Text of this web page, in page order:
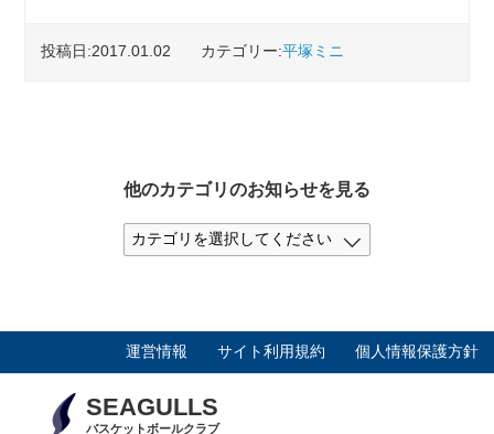
投稿日:2017.01.02 カテゴリー:平塚ミニ
他のカテゴリのお知らせを見る
運営情報 サイト利用規約 個人情報保護方針
SEAGULLS
バスケットボールクラブ